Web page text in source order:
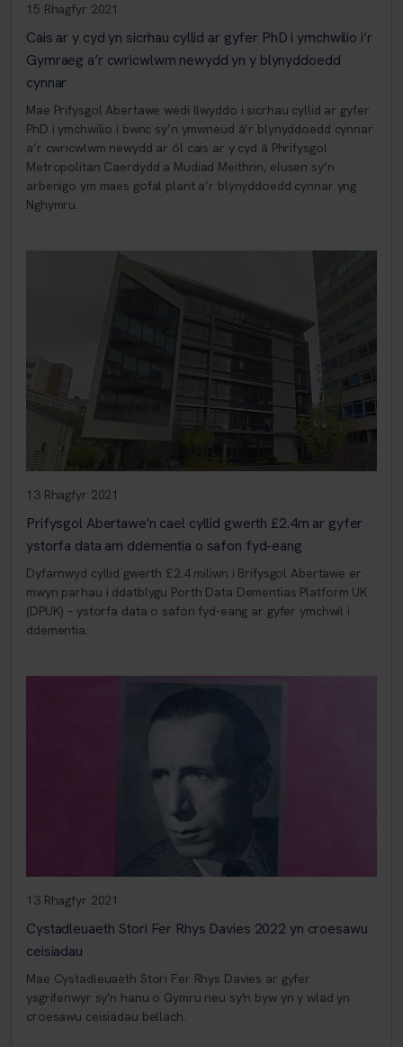
15 Rhagfyr 2021
Cais ar y cyd yn sicrhau cyllid ar gyfer PhD i ymchwilio i’r
Gymraeg a’r cwricwlwm newydd yn y blynyddoedd
cynnar
Mae Prifysgol Abertawe wedi llwyddo i sicrhau cyllid ar gyfer
PhD i ymchwilio i bwnc sy’n ymwneud â’r blynyddoedd cynnar
a’r cwricwlwm newydd ar ôl cais ar y cyd â Phrifysgol
Metropolitan Caerdydd a Mudiad Meithrin, elusen sy’n
arbenigo ym maes gofal plant a’r blynyddoedd cynnar yng
Nghymru.
13 Rhagfyr 2021
Prifysgol Abertawe'n cael cyllid gwerth £2.4m ar gyfer
ystorfa data am ddementia o safon fyd-eang
Dyfarnwyd cyllid gwerth £2.4 miliwn i Brifysgol Abertawe er
mwyn parhau i ddatblygu Porth Data Dementias Platform UK
(DPUK) – ystorfa data o safon fyd-eang ar gyfer ymchwil i
ddementia.
13 Rhagfyr 2021
Cystadleuaeth Stori Fer Rhys Davies 2022 yn croesawu
ceisiadau
Mae Cystadleuaeth Stori Fer Rhys Davies ar gyfer
ysgrifenwyr sy'n hanu o Gymru neu sy'n byw yn y wlad yn
croesawu ceisiadau bellach.